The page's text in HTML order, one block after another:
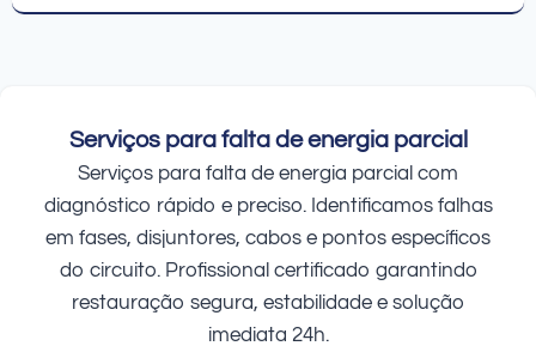
Serviços para falta de energia parcial
Serviços para falta de energia parcial com
diagnóstico rápido e preciso. Identificamos falhas
em fases, disjuntores, cabos e pontos específicos
do circuito. Profissional certificado garantindo
restauração segura, estabilidade e solução
imediata 24h.